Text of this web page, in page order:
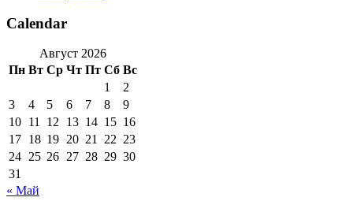
Calendar
Август 2026
Пн Вт Ср Чт Пт Сб Вс
1
2
3
4 5 6 7 8
9
10 11 12 13 14 15 16
17 18 19 20 21 22 23
24 25 26 27 28 29 30
31
« Май